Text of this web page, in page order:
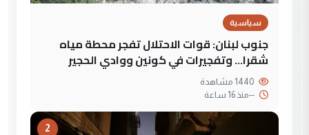
سياسية
جنوب لبنان: قوات الاحتلال تفجر محطة مياه
شقرا… وتفجيرات في كونين ووادي الحجير
--منذ 16 ساعة
2